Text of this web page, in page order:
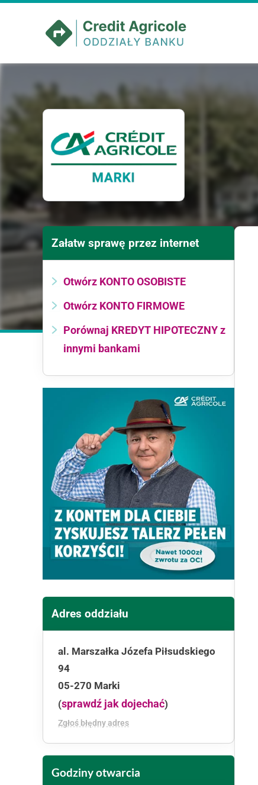
Załatw sprawę przez internet
Otwórz KONTO OSOBISTE
Otwórz KONTO FIRMOWE
Porównaj KREDYT HIPOTECZNY z
innymi bankami
Adres oddziału
al. Marszałka Józefa Piłsudskiego
94
05-270 Marki
(sprawdź jak dojechać)
Zgłoś błędny adres
Godziny otwarcia